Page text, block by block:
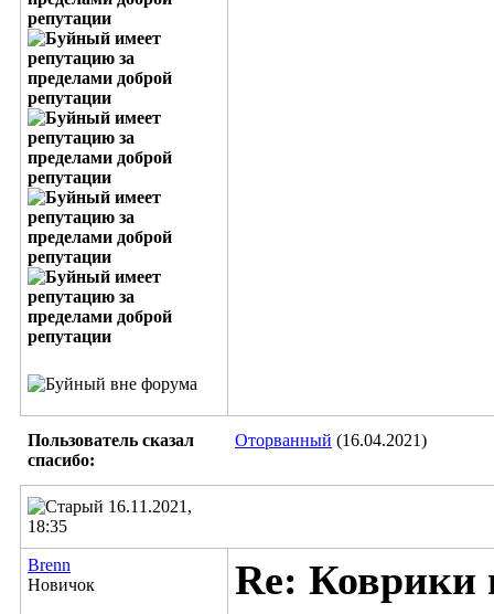
Пользователь сказал
cпасибо:
Оторванный (16.04.2021)
16.11.2021,
18:35
Brenn
Новичок
Re: Коврики